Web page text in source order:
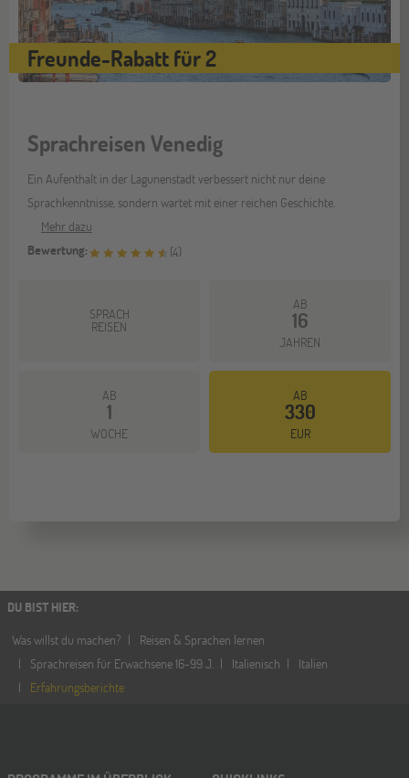
Freunde-Rabatt für 2
Sprachreisen Venedig
Ein Aufenthalt in der Lagunenstadt verbessert nicht nur deine
Sprachkenntnisse, sondern wartet mit einer reichen Geschichte.
Mehr dazu
Bewertung:
(4)
SPRACH
REISEN
AB
16
JAHREN
AB
1
WOCHE
AB
330
EUR
DU BIST HIER:
Was willst du machen?
Reisen & Sprachen lernen
Sprachreisen für Erwachsene 16-99 J.
Italienisch
Italien
Erfahrungsberichte